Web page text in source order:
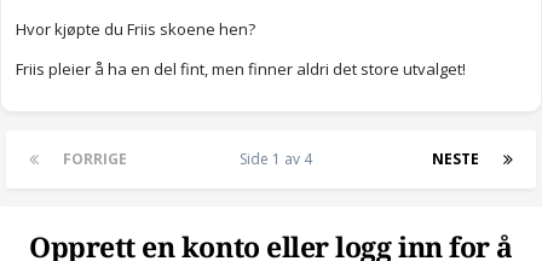
Hvor kjøpte du Friis skoene hen?
Friis pleier å ha en del fint, men finner aldri det store utvalget!
FORRIGE NESTE
Side 1 av 4
Opprett en konto eller logg inn for å